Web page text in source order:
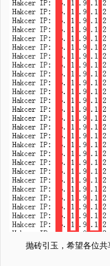
抛砖引玉，希望各位共